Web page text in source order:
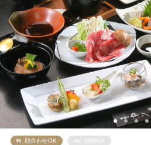
顔合わせOK 結納OK